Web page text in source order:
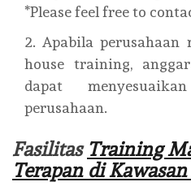
*Please feel free to
Apabila
house training,
dapat
perusahaan.
Fasilitas Training
Terapan di